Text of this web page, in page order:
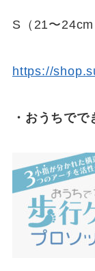
S（21〜
https://
・おうちで